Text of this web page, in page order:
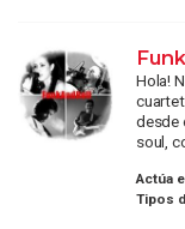
Hola!
desde
soul,
Actúa
Tipos